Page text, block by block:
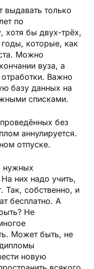
выдавать только
по
хотя бы двух-трёх,
которые, как
Можно
вуза, а
Важно
базу данных на
списками.
без
аннулируется.
отпуске.
нужных
них надо учить,
Так, собственно, и
бесплатно. А
Не
Может быть, не
новую